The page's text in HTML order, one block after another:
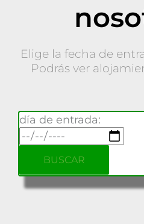
Elige la fecha de
Podrás ver
día de entrada: